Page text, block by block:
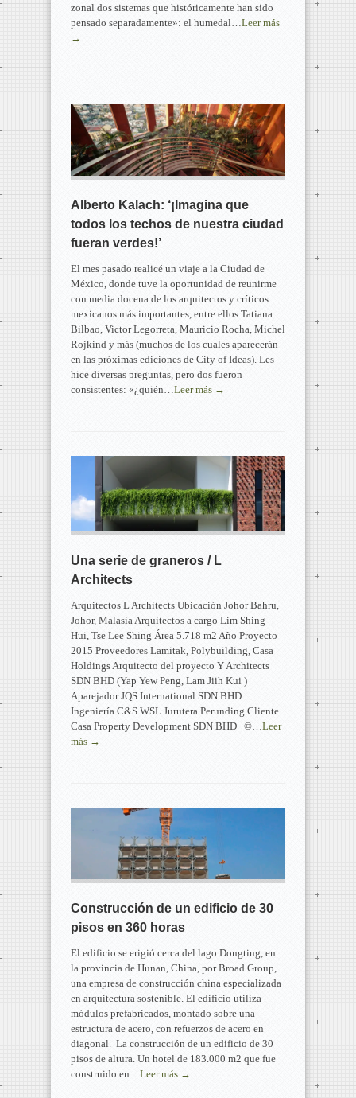
zonal dos sistemas que históricamente han sido
pensado separadamente»: el humedal… Leer más
→
Alberto Kalach: ‘¡Imagina que
todos los techos de nuestra ciudad
fueran verdes!’
El mes pasado realicé un viaje a la Ciudad de
México, donde tuve la oportunidad de reunirme
con media docena de los arquitectos y críticos
mexicanos más importantes, entre ellos Tatiana
Bilbao, Victor Legorreta, Mauricio Rocha, Michel
Rojkind y más (muchos de los cuales aparecerán
en las próximas ediciones de City of Ideas). Les
hice diversas preguntas, pero dos fueron
consistentes: «¿quién… Leer más →
Una serie de graneros / L
Architects
Arquitectos L Architects Ubicación Johor Bahru,
Johor, Malasia Arquitectos a cargo Lim Shing
Hui, Tse Lee Shing Área 5.718 m2 Año Proyecto
2015 Proveedores Lamitak, Polybuilding, Casa
Holdings Arquitecto del proyecto Y Architects
SDN BHD (Yap Yew Peng, Lam Jiih Kui )
Aparejador JQS International SDN BHD
Ingeniería C&S WSL Jurutera Perunding Cliente
Casa Property Development SDN BHD ©… Leer
más →
Construcción de un edificio de 30
pisos en 360 horas
El edificio se erigió cerca del lago Dongting, en
la provincia de Hunan, China, por Broad Group,
una empresa de construcción china especializada
en arquitectura sostenible. El edificio utiliza
módulos prefabricados, montado sobre una
estructura de acero, con refuerzos de acero en
diagonal. La construcción de un edificio de 30
pisos de altura. Un hotel de 183.000 m2 que fue
construido en… Leer más →